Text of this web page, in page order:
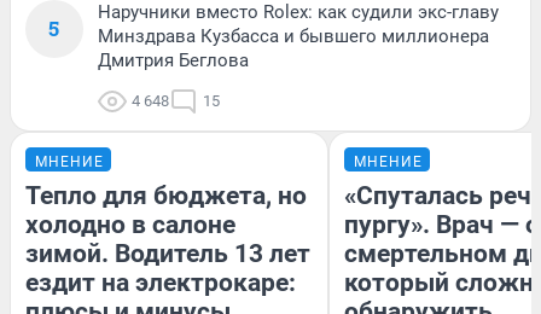
5
Наручники вместо Rolex: как судили экс-главу
Минздрава Кузбасса и бывшего миллионера
Дмитрия Беглова
4 648 15
МНЕНИЕ
Тепло для бюджета, но
холодно в салоне
зимой. Водитель 13 лет
ездит на электрокаре:
МНЕНИЕ
«Спуталась
пургу». Врач — о
смертельном
который